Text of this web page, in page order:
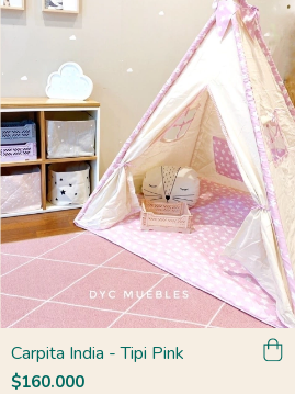
Carpita India - Tipi Pink
$160.000